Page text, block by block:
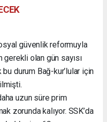
güvenlik reformuyla
olan gün sayısı
durum Bağ-kur’lular için
uzun süre prim
zorunda kalıyor. SSK’da